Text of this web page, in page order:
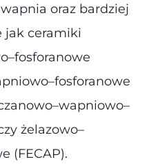
oraz bardziej
jak ceramiki
żelazowo–
(FECAP).